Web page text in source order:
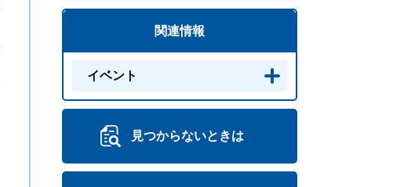
関連情報
イベント
見つからないときは